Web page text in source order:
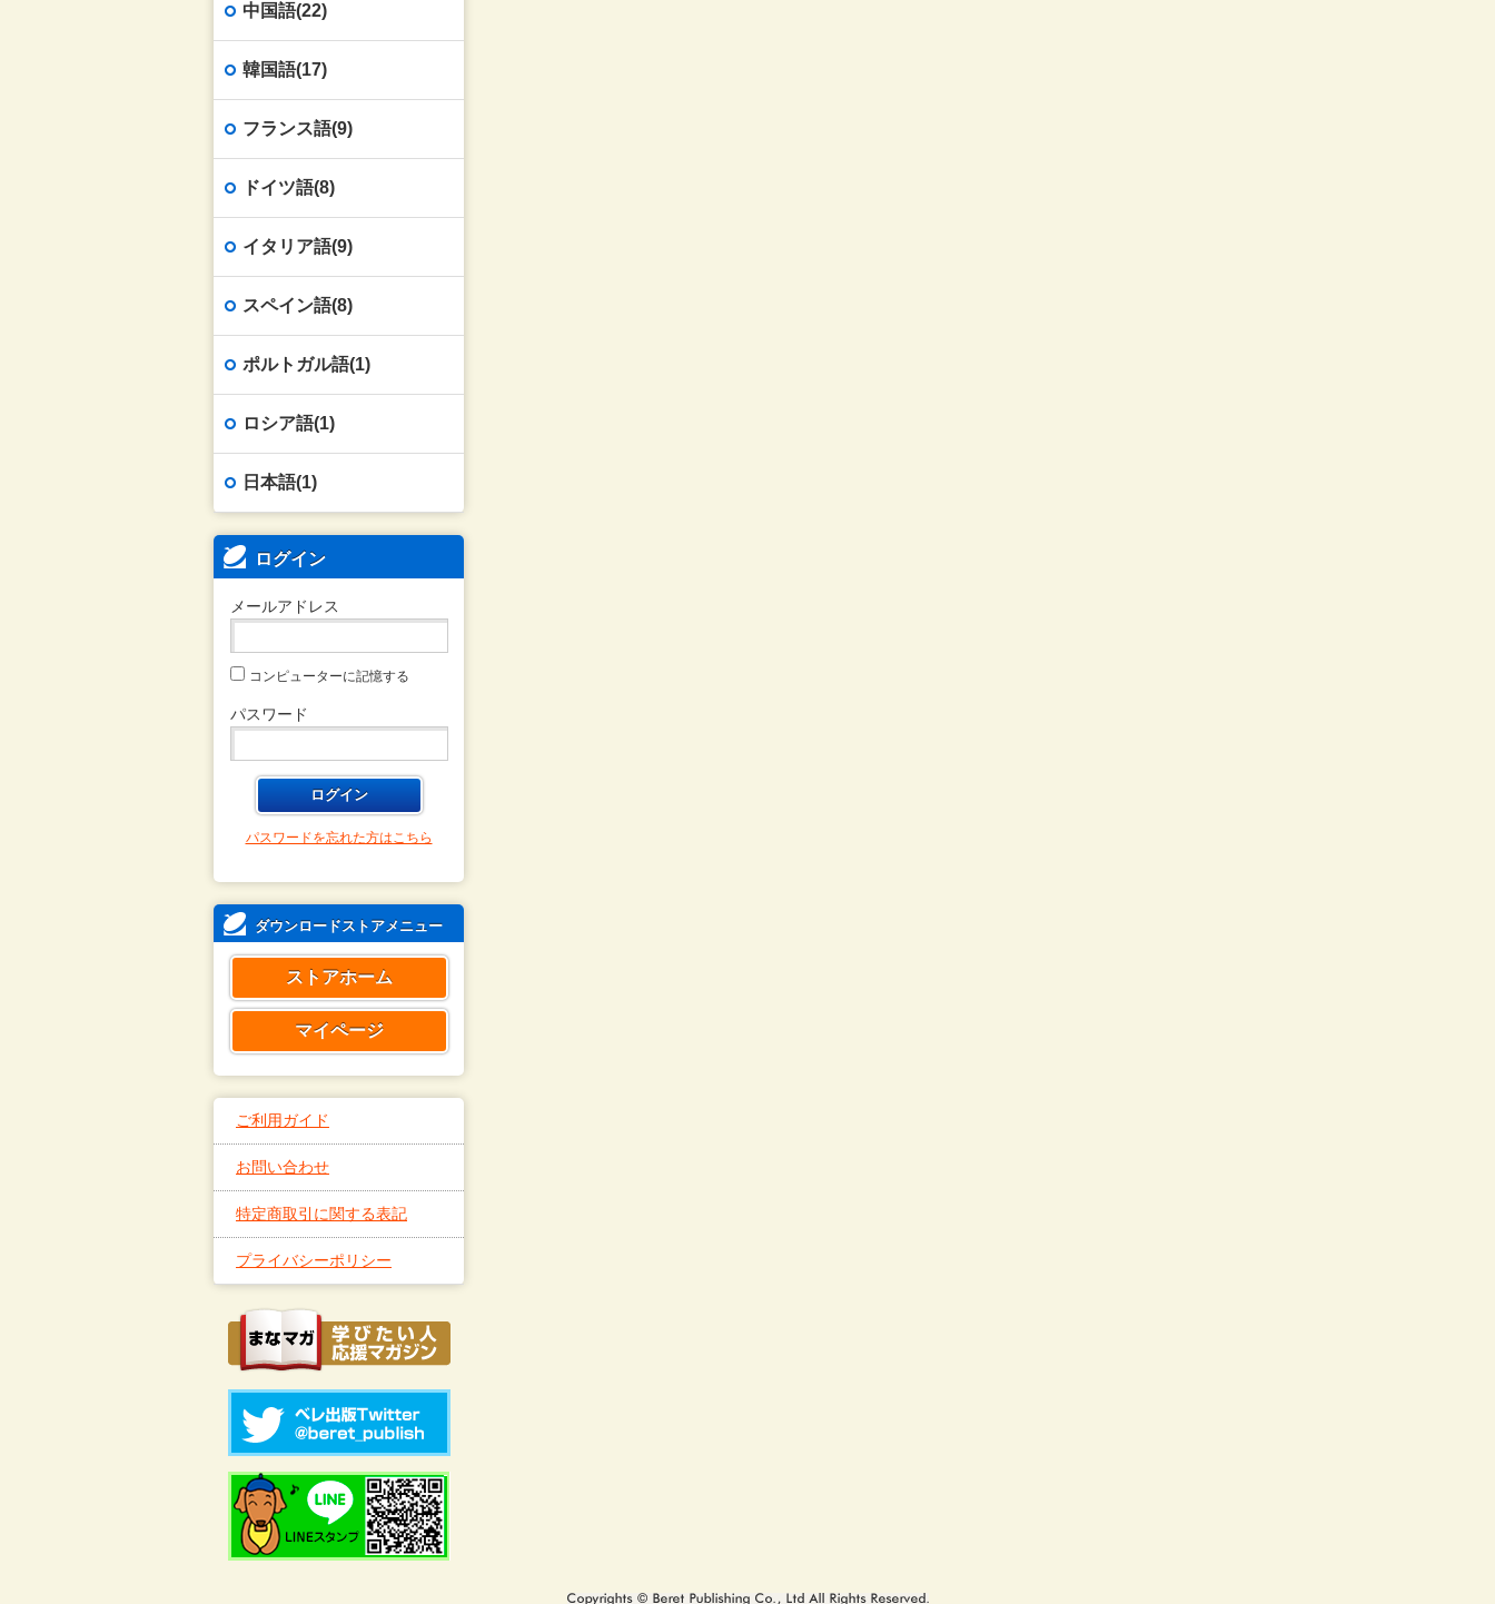
中国語(22)
韓国語(17)
フランス語(9)
ドイツ語(8)
イタリア語(9)
スペイン語(8)
ポルトガル語(1)
ロシア語(1)
日本語(1)
ログイン
メールアドレス
コンピューターに記憶する
パスワード
パスワードを忘れた方はこちら
ダウンロードストアメニュー
ストアホーム
マイページ
ご利用ガイド
お問い合わせ
特定商取引に関する表記
プライバシーポリシー